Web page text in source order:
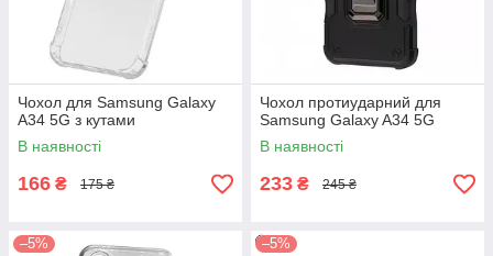
Чохол для Samsung Galaxy
A34 5G з кутами
В наявності
166 ₴ 175 ₴
Чохол протиударний для
Samsung Galaxy A34 5G
В наявності
233 ₴ 245 ₴
–5% –5%